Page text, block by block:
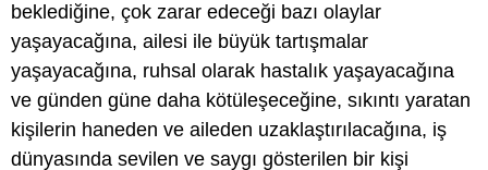
beklediğine, çok zarar edeceği bazı olaylar
yaşayacağına, ailesi ile büyük tartışmalar
yaşayacağına, ruhsal olarak hastalık yaşayacağına
ve günden güne daha kötüleşeceğine, sıkıntı yaratan
kişilerin haneden ve aileden uzaklaştırılacağına, iş
dünyasında sevilen ve saygı gösterilen bir kişi